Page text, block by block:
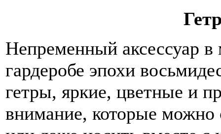
Непременный аксессуар
гардеробе эпохи
гетры, яркие, цветные и
внимание, которые можно